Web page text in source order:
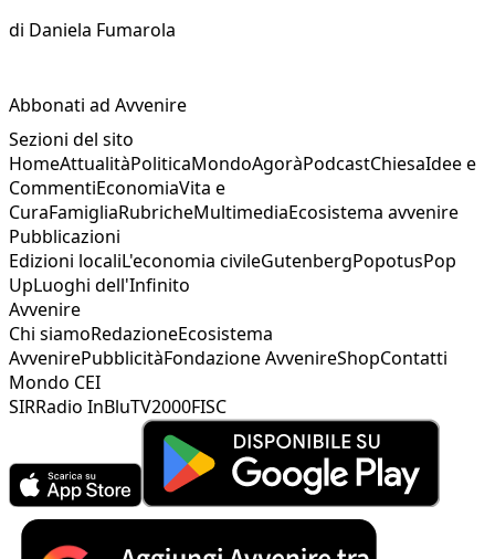
di Daniela Fumarola
Abbonati ad Avvenire
Sezioni del sito
HomeAttualitàPoliticaMondoAgoràPodcastChiesaIdee e
CommentiEconomiaVita e
CuraFamigliaRubricheMultimediaEcosistema avvenire
Pubblicazioni
Edizioni localiL'economia civileGutenbergPopotusPop
UpLuoghi dell'Infinito
Avvenire
Chi siamoRedazioneEcosistema
AvvenirePubblicitàFondazione AvvenireShopContatti
Mondo CEI
SIRRadio InBluTV2000FISC